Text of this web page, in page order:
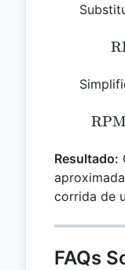
RPM
Resultado:
corrida de
FAQs